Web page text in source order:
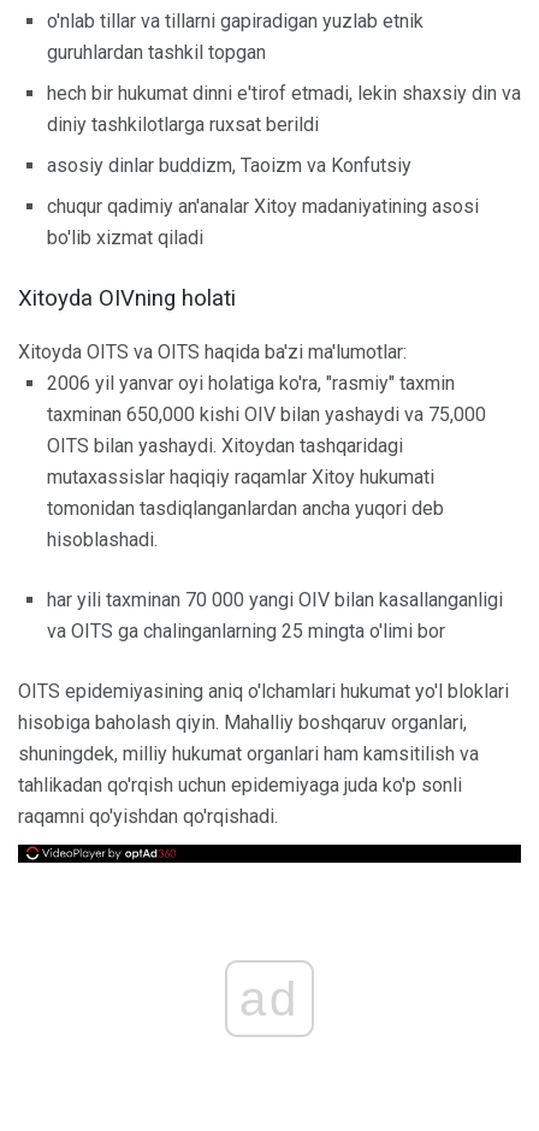
o'nlab tillar va tillarni gapiradigan yuzlab etnik
guruhlardan tashkil topgan
hech bir hukumat dinni e'tirof etmadi, lekin shaxsiy din va
diniy tashkilotlarga ruxsat berildi
asosiy dinlar buddizm, Taoizm va Konfutsiy
chuqur qadimiy an'analar Xitoy madaniyatining asosi
bo'lib xizmat qiladi
Xitoyda OIVning holati
Xitoyda OITS va OITS haqida ba'zi ma'lumotlar:
2006 yil yanvar oyi holatiga ko'ra, "rasmiy" taxmin
taxminan 650,000 kishi OIV bilan yashaydi va 75,000
OITS bilan yashaydi. Xitoydan tashqaridagi
mutaxassislar haqiqiy raqamlar Xitoy hukumati
tomonidan tasdiqlanganlardan ancha yuqori deb
hisoblashadi.
har yili taxminan 70 000 yangi OIV bilan kasallanganligi
va OITS ga chalinganlarning 25 mingta o'limi bor
OITS epidemiyasining aniq o'lchamlari hukumat yo'l bloklari
hisobiga baholash qiyin. Mahalliy boshqaruv organlari,
shuningdek, milliy hukumat organlari ham kamsitilish va
tahlikadan qo'rqish uchun epidemiyaga juda ko'p sonli
raqamni qo'yishdan qo'rqishadi.
ad